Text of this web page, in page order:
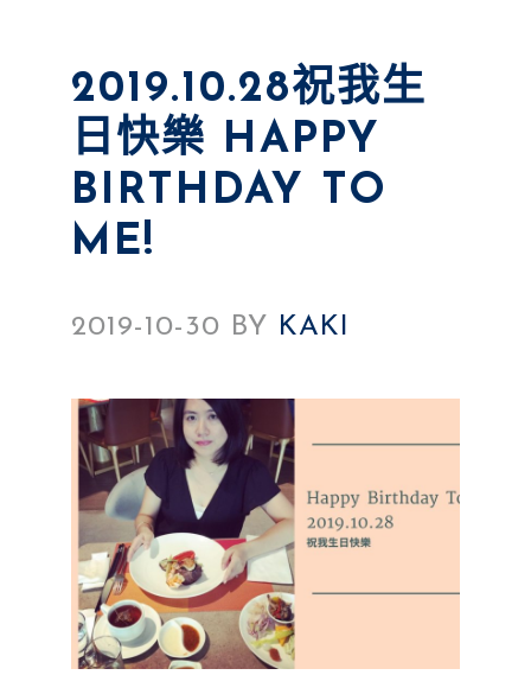
2019.10.28祝我生
日快樂 HAPPY
BIRTHDAY TO
ME!
2019-10-30 BY KAKI